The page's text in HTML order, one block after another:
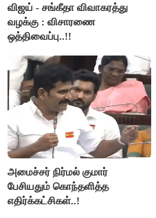
விஜய் - சங்கீதா விவாகரத்து
வழக்கு : விசாரணை
ஒத்திவைப்பு..!!
அமைச்சர் நிர்மல் குமார்
பேசியதும் கொந்தளித்த
எதிர்க்கட்சிகள்..!